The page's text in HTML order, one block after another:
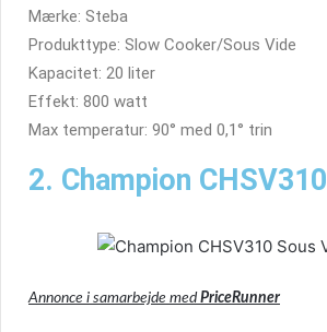
Mærke: Steba
Produkttype: Slow Cooker/Sous Vide
Kapacitet: 20 liter
Effekt: 800 watt
Max temperatur: 90° med 0,1° trin
2. Champion CHSV310
Annonce i samarbejde med PriceRunner